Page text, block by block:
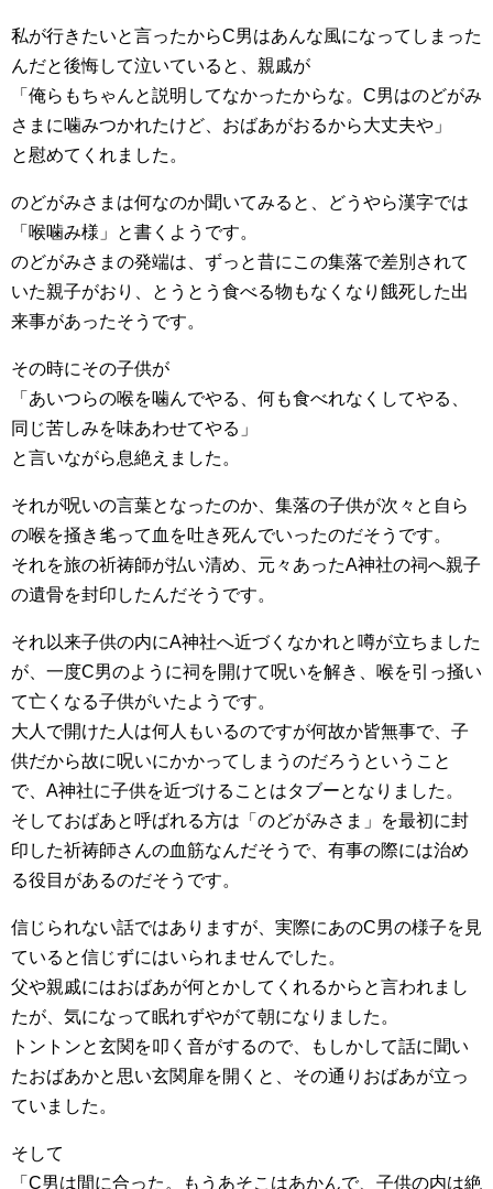
私が行きたいと言ったからC男はあんな風になってしまった
んだと後悔して泣いていると、親戚が
「俺らもちゃんと説明してなかったからな。C男はのどがみ
さまに噛みつかれたけど、おばあがおるから大丈夫や」
と慰めてくれました。
のどがみさまは何なのか聞いてみると、どうやら漢字では
「喉噛み様」と書くようです。
のどがみさまの発端は、ずっと昔にこの集落で差別されて
いた親子がおり、とうとう食べる物もなくなり餓死した出
来事があったそうです。
その時にその子供が
「あいつらの喉を噛んでやる、何も食べれなくしてやる、
同じ苦しみを味あわせてやる」
と言いながら息絶えました。
それが呪いの言葉となったのか、集落の子供が次々と自ら
の喉を掻き毟って血を吐き死んでいったのだそうです。
それを旅の祈祷師が払い清め、元々あったA神社の祠へ親子
の遺骨を封印したんだそうです。
それ以来子供の内にA神社へ近づくなかれと噂が立ちました
が、一度C男のように祠を開けて呪いを解き、喉を引っ掻い
て亡くなる子供がいたようです。
大人で開けた人は何人もいるのですが何故か皆無事で、子
供だから故に呪いにかかってしまうのだろうということ
で、A神社に子供を近づけることはタブーとなりました。
そしておばあと呼ばれる方は「のどがみさま」を最初に封
印した祈祷師さんの血筋なんだそうで、有事の際には治め
る役目があるのだそうです。
信じられない話ではありますが、実際にあのC男の様子を見
ていると信じずにはいられませんでした。
父や親戚にはおばあが何とかしてくれるからと言われまし
たが、気になって眠れずやがて朝になりました。
トントンと玄関を叩く音がするので、もしかして話に聞い
たおばあかと思い玄関扉を開くと、その通りおばあが立っ
ていました。
そして
「C男は間に合った。もうあそこはあかんで、子供の内は絶